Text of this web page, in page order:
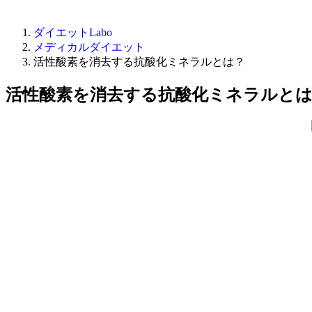
ダイエットLabo
メディカルダイエット
活性酸素を消去する抗酸化ミネラルとは？
活性酸素を消去する抗酸化ミネラルと